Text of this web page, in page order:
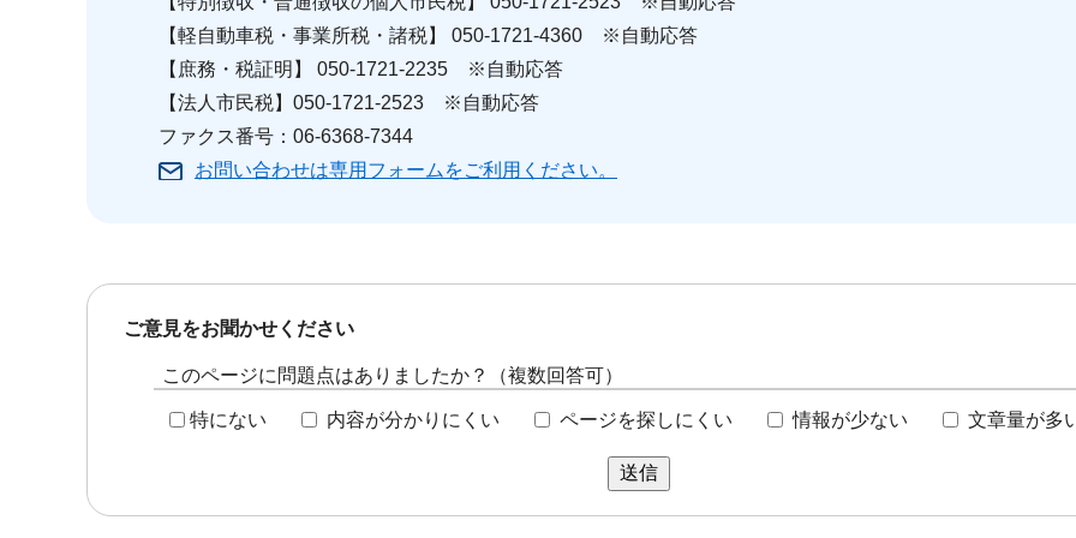
【軽自動車税・事業所税・諸税】 050-1721-4360 ※自動応答
【庶務・税証明】 050-1721-2235 ※自動応答
【法人市民税】050-1721-2523 ※自動応答
ファクス番号：06-6368-7344
お問い合わせは専用フォームをご利用ください。
ご意見をお聞かせください
このページに問題点はありましたか？（複数回答可）
特にない 内容が分かりにくい ページを探しにくい 情報が少ない 文章量が多
送信